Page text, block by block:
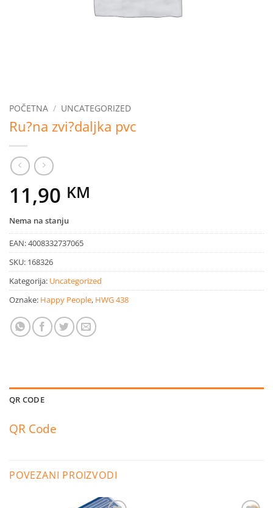
POČETNA / UNCATEGORIZED
Ru?na zvi?daljka pvc
11,90 KM
Nema na stanju
EAN:4008332737065
SKU: 168326
Kategorija: Uncategorized
Oznake: Happy People, HWG 438
QR CODE
QR Code
POVEZANI PROIZVODI